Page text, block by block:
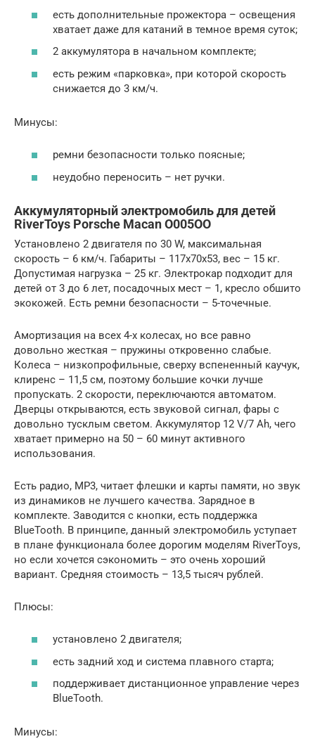
есть дополнительные прожектора – освещения
хватает даже для катаний в темное время суток;
2 аккумулятора в начальном комплекте;
есть режим «парковка», при которой скорость
снижается до 3 км/ч.
Минусы:
ремни безопасности только поясные;
неудобно переносить – нет ручки.
Аккумуляторный электромобиль для детей
RiverToys Porsche Macan O005OO
Установлено 2 двигателя по 30 W, максимальная
скорость – 6 км/ч. Габариты – 117x70x53, вес – 15 кг.
Допустимая нагрузка – 25 кг. Электрокар подходит для
детей от 3 до 6 лет, посадочных мест – 1, кресло обшито
экокожей. Есть ремни безопасности – 5-точечные.
Амортизация на всех 4-х колесах, но все равно
довольно жесткая – пружины откровенно слабые.
Колеса – низкопрофильные, сверху вспененный каучук,
клиренс – 11,5 см, поэтому большие кочки лучше
пропускать. 2 скорости, переключаются автоматом.
Дверцы открываются, есть звуковой сигнал, фары с
довольно тусклым светом. Аккумулятор 12 V/7 Ah, чего
хватает примерно на 50 – 60 минут активного
использования.
Есть радио, MP3, читает флешки и карты памяти, но звук
из динамиков не лучшего качества. Зарядное в
комплекте. Заводится с кнопки, есть поддержка
BlueTooth. В принципе, данный электромобиль уступает
в плане функционала более дорогим моделям RiverToys,
но если хочется сэкономить – это очень хороший
вариант. Средняя стоимость – 13,5 тысяч рублей.
Плюсы:
установлено 2 двигателя;
есть задний ход и система плавного старта;
поддерживает дистанционное управление через
BlueTooth.
Минусы: